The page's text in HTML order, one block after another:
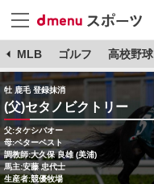
MLB ゴルフ 高校野球
牡 鹿毛 登録抹消
(父)セタノビクトリー
父:タケシバオー
母:ベターベスト
調教師:大久保 良雄 (美浦)
馬主:安藤 忠代士
生産者:競優牧場